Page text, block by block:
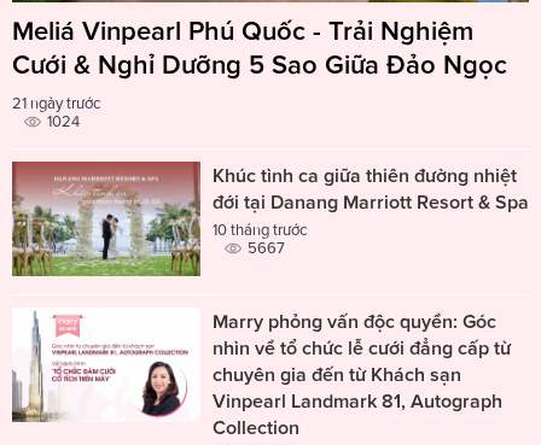
Meliá Vinpearl Phú Quốc - Trải Nghiệm
Cưới & Nghỉ Dưỡng 5 Sao Giữa Đảo Ngọc
21 ngày trước
1024
Khúc tình ca giữa thiên đường nhiệt
đới tại Danang Marriott Resort & Spa
10 tháng trước
5667
Marry phỏng vấn độc quyền: Góc
nhìn về tổ chức lễ cưới đẳng cấp từ
chuyên gia đến từ Khách sạn
Vinpearl Landmark 81, Autograph
Collection